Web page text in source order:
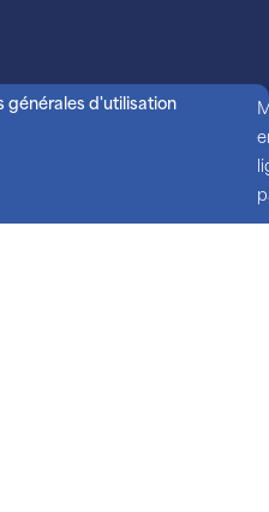
générales d'utilisation